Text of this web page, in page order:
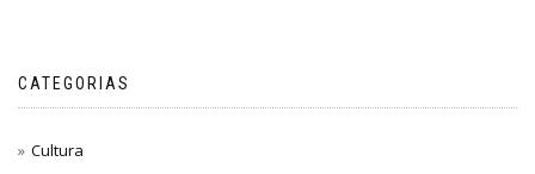
CATEGORIAS
Cultura